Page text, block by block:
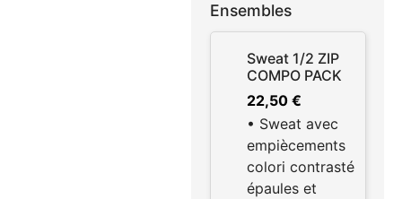
Ensembles
Sweat 1/2 ZIP
COMPO PACK
22,50 €
• Sweat avec
empiècements
colori contrasté
épaules et